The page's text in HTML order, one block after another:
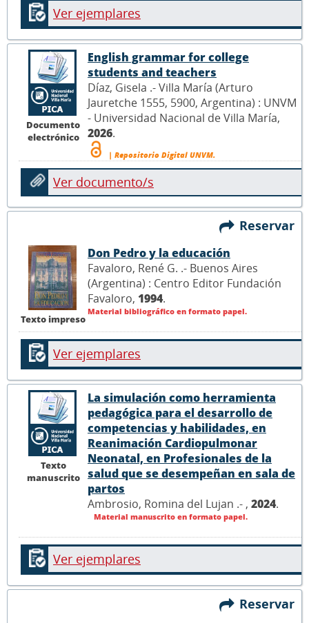
Ver ejemplares
Documento
electrónico
English grammar for college
students and teachers
Díaz, Gisela .- Villa María (Arturo
Jauretche 1555, 5900, Argentina) : UNVM
- Universidad Nacional de Villa María,
2026.
| Repositorio Digital UNVM.
Ver documento/s
Reservar
Texto impreso
Don Pedro y la educación
Favaloro, René G. .- Buenos Aires
(Argentina) : Centro Editor Fundación
Favaloro, 1994.
Material bibliográfico en formato papel.
Ver ejemplares
Texto
manuscrito
La simulación como herramienta
pedagógica para el desarrollo de
competencias y habilidades, en
Reanimación Cardiopulmonar
Neonatal, en Profesionales de la
salud que se desempeñan en sala de
partos
Ambrosio, Romina del Lujan .- , 2024.
Material manuscrito en formato papel.
Ver ejemplares
Reservar